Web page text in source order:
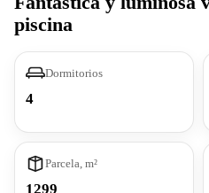
piscina
Dormitorios
4
Parcela, m²
1299